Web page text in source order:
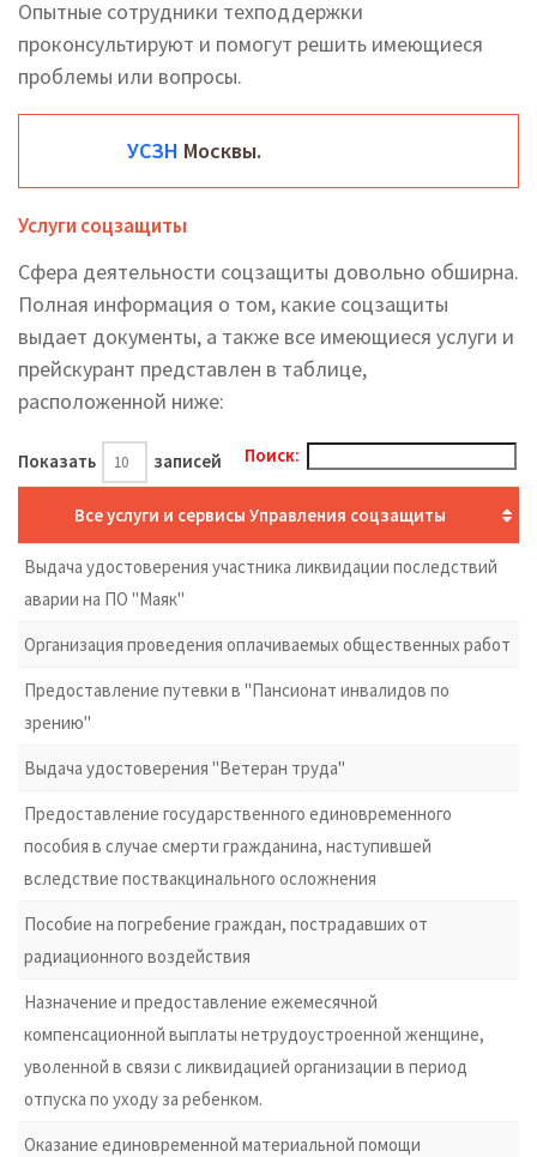
Опытные сотрудники техподдержки
проконсультируют и помогут решить имеющиеся
проблемы или вопросы.
УСЗН Москвы.
Услуги соцзащиты
Сфера деятельности соцзащиты довольно обширна.
Полная информация о том, какие соцзащиты
выдает документы, а также все имеющиеся услуги и
прейскурант представлен в таблице,
расположенной ниже:
Показать записей Поиск:
Все услуги и сервисы Управления соцзащиты
Выдача удостоверения участника ликвидации последствий
аварии на ПО "Маяк"
Организация проведения оплачиваемых общественных работ
Предоставление путевки в "Пансионат инвалидов по
зрению"
Выдача удостоверения "Ветеран труда"
Предоставление государственного единовременного
пособия в случае смерти гражданина, наступившей
вследствие поствакцинального осложнения
Пособие на погребение граждан, пострадавших от
радиационного воздействия
Назначение и предоставление ежемесячной
компенсационной выплаты нетрудоустроенной женщине,
уволенной в связи с ликвидацией организации в период
отпуска по уходу за ребенком.
Оказание единовременной материальной помощи